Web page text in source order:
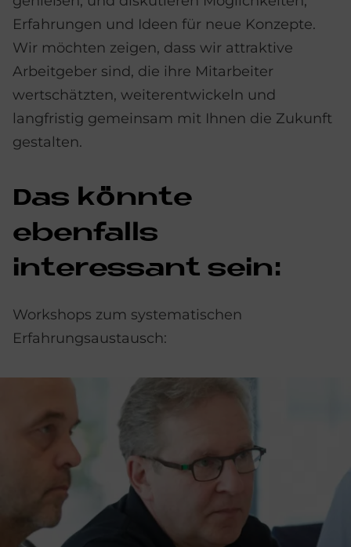
Erfahrungen und Ideen für neue Konzepte.
Wir möchten zeigen, dass wir attraktive
Arbeitgeber sind, die ihre Mitarbeiter
wertschätzten, weiterentwickeln und
langfristig gemeinsam mit Ihnen die Zukunft
gestalten.
Das könnte
ebenfalls
interessant sein:
Workshops zum systematischen
Erfahrungsaustausch: